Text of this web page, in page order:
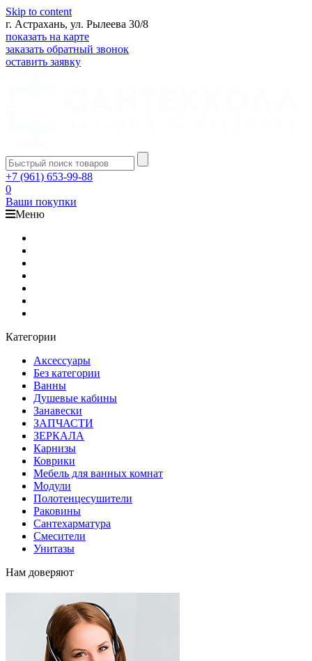
Skip to content
г. Астрахань, ул. Рылеева 30/8
показать на карте
заказать обратный звонок
оставить заявку
+7 (961) 653-99-88
0
Ваши покупки
Меню
Категории
Аксессуары
Без категории
Ванны
Душевые кабины
Занавески
ЗАПЧАСТИ
ЗЕРКАЛА
Карнизы
Коврики
Мебель для ванных комнат
Модули
Полотенцесушители
Раковины
Сантехарматура
Смесители
Унитазы
Нам доверяют